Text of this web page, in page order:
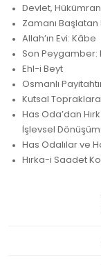
Devlet,
Zamanı
Allah’ın Evi: Kâbe
Son Peygamber:
Ehl-i Beyt
Osmanlı
Kutsal
Has Oda’dan
İşlevsel
Has Odalılar ve
Hırka-i Saadet